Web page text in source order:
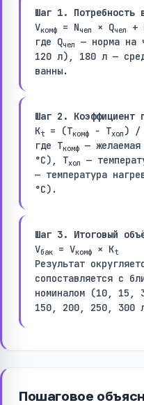
Шаг 1. Потребность
Vкомф = Nчел × Qчел +
где Qчел
— норма на
120 л), 180 л —
ванны.
Шаг 2. Коэффициент
Kt = (Tкомф − Tхол ) /
где Tкомф —
°C), Tхол —
— температура
°C).
Шаг 3. Итоговый
Vбак = Vкомф × Kt
Результат
сопоставляется с
номиналом (10,
150, 200, 250, 300
Пошаговое